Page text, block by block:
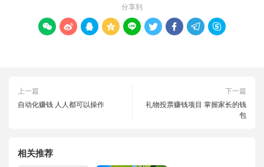
分享到
        
上一篇
自动化赚钱 人人都可以操作
下一篇
礼物投票赚钱项目 掌握家长的钱
包
相关推荐